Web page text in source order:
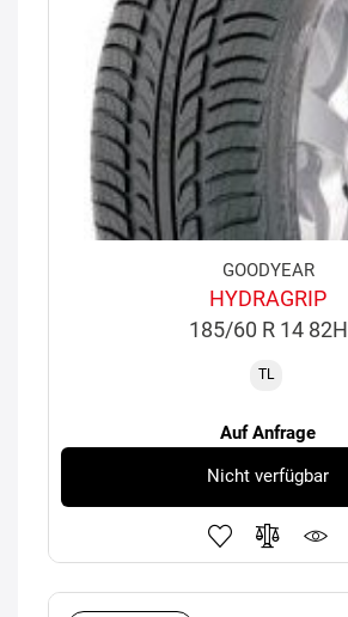
GOODYEAR
HYDRAGRIP
185/60 R 14 82H
TL
Auf Anfrage
Nicht verfügbar